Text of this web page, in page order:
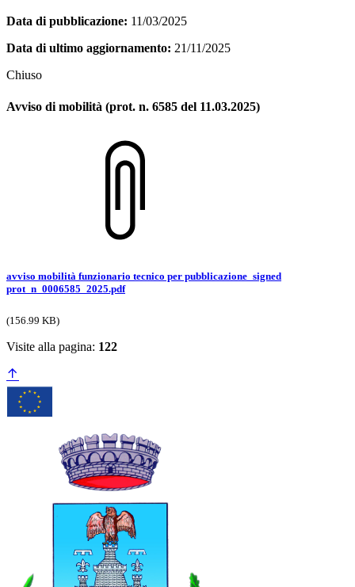
Data di pubblicazione: 11/03/2025
Data di ultimo aggiornamento: 21/11/2025
Chiuso
Avviso di mobilità (prot. n. 6585 del 11.03.2025)
avviso mobilità funzionario tecnico per pubblicazione_signed
prot_n_0006585_2025.pdf
(156.99 KB)
Visite alla pagina: 122